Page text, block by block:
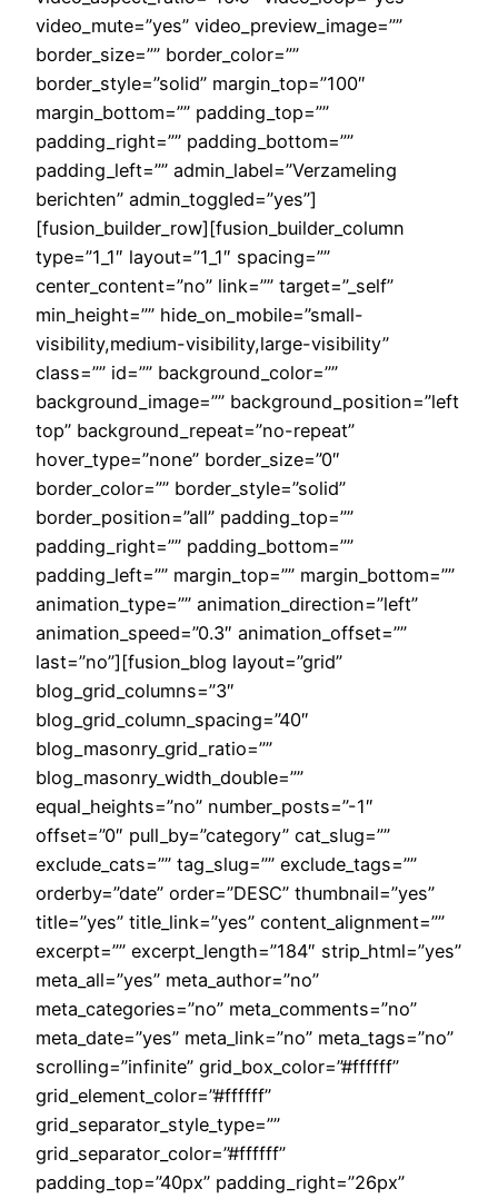
video_mute=”yes” video_preview_image=””
border_size=”” border_color=””
border_style=”solid” margin_top=”100″
margin_bottom=”” padding_top=””
padding_right=”” padding_bottom=””
padding_left=”” admin_label=”Verzameling
berichten” admin_toggled=”yes”]
[fusion_builder_row][fusion_builder_column
type=”1_1″ layout=”1_1″ spacing=””
center_content=”no” link=”” target=”_self”
min_height=”” hide_on_mobile=”small-
visibility,medium-visibility,large-visibility”
class=”” id=”” background_color=””
background_image=”” background_position=”left
top” background_repeat=”no-repeat”
hover_type=”none” border_size=”0″
border_color=”” border_style=”solid”
border_position=”all” padding_top=””
padding_right=”” padding_bottom=””
padding_left=”” margin_top=”” margin_bottom=””
animation_type=”” animation_direction=”left”
animation_speed=”0.3″ animation_offset=””
last=”no”][fusion_blog layout=”grid”
blog_grid_columns=”3″
blog_grid_column_spacing=”40″
blog_masonry_grid_ratio=””
blog_masonry_width_double=””
equal_heights=”no” number_posts=”-1″
offset=”0″ pull_by=”category” cat_slug=””
exclude_cats=”” tag_slug=”” exclude_tags=””
orderby=”date” order=”DESC” thumbnail=”yes”
title=”yes” title_link=”yes” content_alignment=””
excerpt=”” excerpt_length=”184″ strip_html=”yes”
meta_all=”yes” meta_author=”no”
meta_categories=”no” meta_comments=”no”
meta_date=”yes” meta_link=”no” meta_tags=”no”
scrolling=”infinite” grid_box_color=”#ffffff”
grid_element_color=”#ffffff”
grid_separator_style_type=””
grid_separator_color=”#ffffff”
padding_top=”40px” padding_right=”26px”